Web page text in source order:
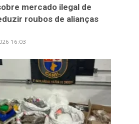
mercado ilegal de
roubos de alianças
16:03